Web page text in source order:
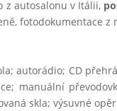
z autosalonu v Itálii,
fotodokumentace
autorádio; CD
manuální
skla; výsuvné